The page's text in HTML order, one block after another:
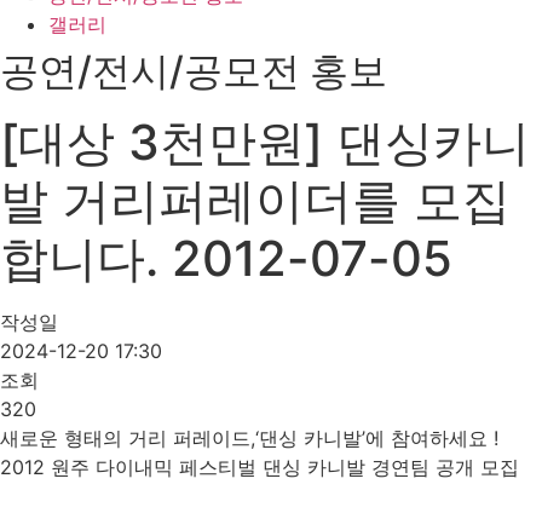
갤러리
공연/전시/공모전 홍보
[대상 3천만원] 댄싱카니
발 거리퍼레이더를 모집
합니다. 2012-07-05
작성일
2024-12-20 17:30
조회
320
새로운 형태의 거리 퍼레이드,‘댄싱 카니발’에 참여하세요 !
2012 원주 다이내믹 페스티벌 댄싱 카니발 경연팀 공개 모집